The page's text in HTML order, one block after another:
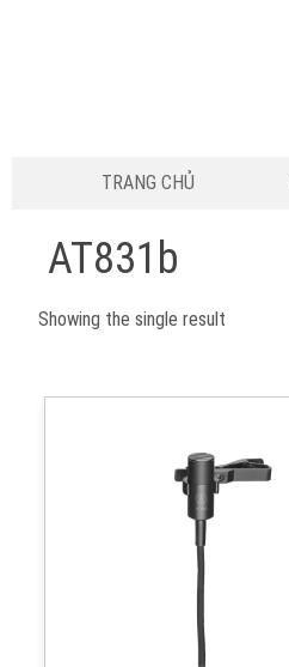
TRANG CHỦ
AT831b
Showing the single result